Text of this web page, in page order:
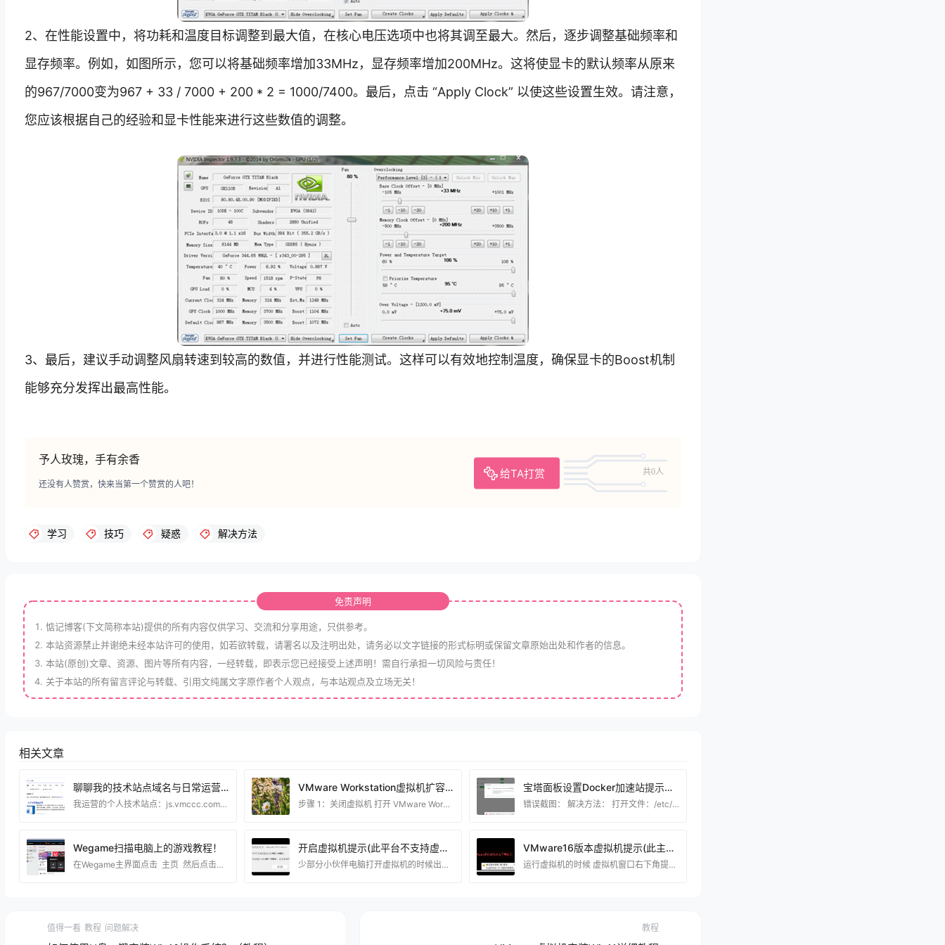
2、在性能设置中，将功耗和温度目标调整到最大值，在核心电压选项中也将其调至最大。然后，逐步调整基础频率和
显存频率。例如，如图所示，您可以将基础频率增加33MHz，显存频率增加200MHz。这将使显卡的默认频率从原来
的967/7000变为967 + 33 / 7000 + 200 * 2 = 1000/7400。最后，点击 “Apply Clock” 以使这些设置生效。请注意，
您应该根据自己的经验和显卡性能来进行这些数值的调整。
3、最后，建议手动调整风扇转速到较高的数值，并进行性能测试。这样可以有效地控制温度，确保显卡的Boost机制
能够充分发挥出最高性能。
予人玫瑰，手有余香
给TA打赏 共0人
还没有人赞赏，快来当第一个赞赏的人吧！
学习 技巧 疑惑 解决方法
免责声明
惦记博客(下文简称本站)提供的所有内容仅供学习、交流和分享用途，只供参考。
本站资源禁止并谢绝未经本站许可的使用，如若欲转载，请署名以及注明出处，请务必以文字链接的形式标明或保留文章原始出处和作者的信息。
本站(原创)文章、资源、图片等所有内容，一经转载，即表示您已经接受上述声明！需自行承担一切风险与责任！
关于本站的所有留言评论与转载、引用文纯属文字原作者个人观点，与本站观点及立场无关！
相关文章
聊聊我的技术站点域名与日常运营心得
我运营的个人技术站点：js.vmccc.com，取名为技术巢，主要分享虚拟机搭建、电脑系统优化、实用工具教程、建站相关经验等内容。 建站至今也有不短的时间了，一路摸索下来，踩过不少坑，也积累了不少实操经验。 选择js.vmccc.com这个域名，也是结合了站点定位综合考虑的。整体字符简洁，辨识度高，不管是日常访问，还是和同好交流分享，都很方便记忆。对于个人技术博客来说，一个易记的域名，不仅方便访客回访，长期运营下来，也能逐步沉淀站点品牌。 熟悉我的朋友都知道，本站主打纯实操类技术干货。内容全部基于日常折腾电脑、服务
VMware Workstation虚拟机扩容磁盘文字+视频教程
步骤 1：关闭虚拟机 打开 VMware Workstation Pro，选择你要扩展磁盘的虚拟机。 确保虚拟机已关闭。如果虚拟机正在运行，请选择“关机”或“关闭电源”。 步骤 2：调整虚拟磁盘大小 右键点击虚拟机名称，选择“设置”（Settings）。 在“硬件”选项卡中，选择“硬盘”（Hard Disk）设备。 点击“扩展”（Expand）按钮，输入新的磁盘大小（注意单位是 GB）。 确认更改，然后点击“完成”或“确定”保存设置。 步骤 3：进入虚拟机操作系统并调整分区 扩展磁盘后，你需要进入虚拟机操作系统中调
宝塔面板设置Docker加速站提示错误：全局配置文件有误，请检查Expecting value:line 1 column 1(char 0)解决方法
错误截图： 解决方法： 打开文件：/etc/docker/daemon.json 填入代码： { "registry-mirrors":
Wegame扫描电脑上的游戏教程！
在Wegame主界面点击 主页 然后点击加号 —然后点击全盘扫描，等待扫描完成就可以了！ 这一步就选择你电脑的磁盘，如果你知道你电脑在那个分区就直接选对应的分区 这样扫描就更快了！
开启虚拟机提示(此平台不支持虚拟化)电脑不支持虚拟化解决方法
少部分小伙伴电脑打开虚拟机的时候出现这个错误！是什么原因造成的呢？ 不管你电脑的intel 处理器 或者是 AMD 都可能有这样的问题。这个是Windows系统的问题。 有两个地方造成！ 第一个是: 电脑没打开CPU虚拟化技术 （目前少部分电脑是没打开的）大部分电脑都默认打开了这个功能！ 如果你BIOS里面没打开虚拟化功能的话可以看看这个链接的教程，是博猪记录的一些电脑开启CPU虚拟化的教程！https://www.90lhd.com/tag/vt （如果这个链接里面没有合适你的教程）可以联系博猪指导你开启 当然
VMware16版本虚拟机提示(此主机不具有3D支持）解决方法！
运行虚拟机的时候 虚拟机窗口右下角提示(此主机不具有3D支持）！ 具体解决方法 这个方法是站长原创的，可以帮助到很多小伙伴解决问题，如果不行我也只能说 抱歉~自行确认是否需要！
值得一看 教程 问题解决 教程